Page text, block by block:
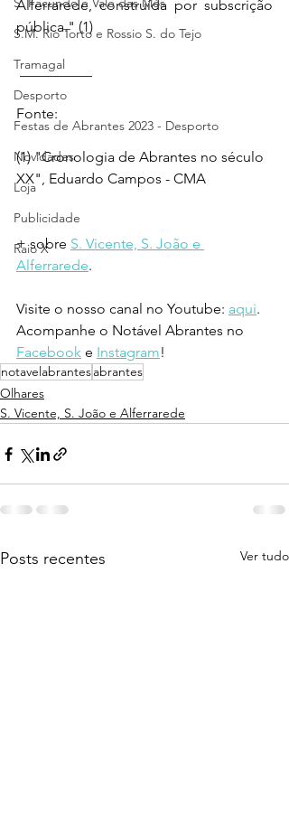
S.M. Rio Torto e Rossio S. do Tejo
Tramagal
Desporto
Festas de Abrantes 2023 - Desporto
Novidades
Loja
Publicidade
Raio X
Alferrarede, construída por subscrição
pública." (1)
__________
Fonte:
(1) "Cronologia de Abrantes no século
XX", Eduardo Campos - CMA
+ sobre S. Vicente, S. João e
Alferrarede.
Visite o nosso canal no Youtube: aqui.
Acompanhe o Notável Abrantes no
Facebook e Instagram!
notavelabrantesabrantes
Olhares
S. Vicente, S. João e Alferrarede
Posts recentes Ver tudo